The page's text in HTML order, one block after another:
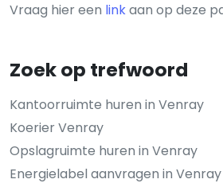
Vraag hier een linkaan op deze
Zoek op trefwoord
Kantoorruimte huren in Venray
Koerier Venray
Opslagruimte huren in Venray
Energielabel aanvragen in Venray